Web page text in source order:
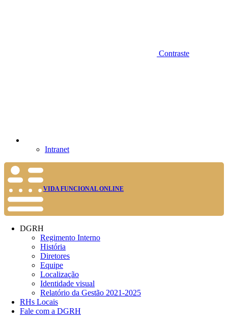
Contraste
Intranet
VIDA FUNCIONAL ONLINE
DGRH
Regimento Interno
História
Diretores
Equipe
Localização
Identidade visual
Relatório da Gestão 2021-2025
RHs Locais
Fale com a DGRH